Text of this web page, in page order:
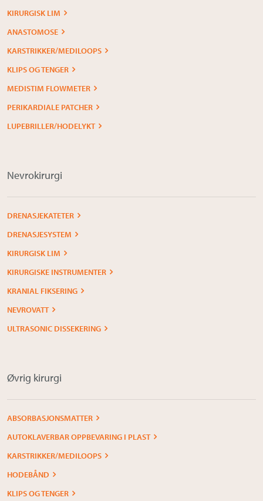
KIRURGISK LIM
ANASTOMOSE
KARSTRIKKER/MEDILOOPS
KLIPS OG TENGER
MEDISTIM FLOWMETER
PERIKARDIALE PATCHER
LUPEBRILLER/HODELYKT
Nevrokirurgi
DRENASJEKATETER
DRENASJESYSTEM
KIRURGISK LIM
KIRURGISKE INSTRUMENTER
KRANIAL FIKSERING
NEVROVATT
ULTRASONIC DISSEKERING
Øvrig kirurgi
ABSORBASJONSMATTER
AUTOKLAVERBAR OPPBEVARING I PLAST
KARSTRIKKER/MEDILOOPS
HODEBÅND
KLIPS OG TENGER